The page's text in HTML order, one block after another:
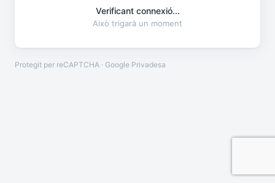
Verificant connexió...
Això trigarà un moment
Protegit per reCAPTCHA · Google Privadesa